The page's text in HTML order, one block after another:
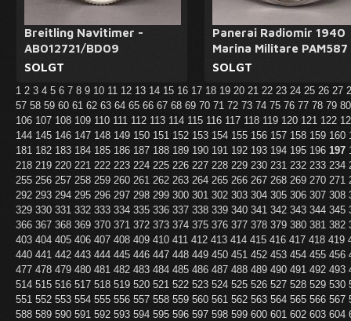
Breitling Navitimer -
AB012721/BD09
SOLGT
Panerai Radiomir 1940
Marina Militare PAM587
SOLGT
1 2 3 4 5 6 7 8 9 10 11 12 13 14 15 16 17 18 19 20 21 22 23 24 25 26 27
57 58 59 60 61 62 63 64 65 66 67 68 69 70 71 72 73 74 75 76 77 78 79
106 107 108 109 110 111 112 113 114 115 116 117 118 119 120 121 122
144 145 146 147 148 149 150 151 152 153 154 155 156 157 158 159 160
181 182 183 184 185 186 187 188 189 190 191 192 193 194 195 196 197
218 219 220 221 222 223 224 225 226 227 228 229 230 231 232 233 234
255 256 257 258 259 260 261 262 263 264 265 266 267 268 269 270 271
292 293 294 295 296 297 298 299 300 301 302 303 304 305 306 307 308
329 330 331 332 333 334 335 336 337 338 339 340 341 342 343 344 345
366 367 368 369 370 371 372 373 374 375 376 377 378 379 380 381 382
403 404 405 406 407 408 409 410 411 412 413 414 415 416 417 418 419
440 441 442 443 444 445 446 447 448 449 450 451 452 453 454 455 456
477 478 479 480 481 482 483 484 485 486 487 488 489 490 491 492 493
514 515 516 517 518 519 520 521 522 523 524 525 526 527 528 529 530
551 552 553 554 555 556 557 558 559 560 561 562 563 564 565 566 567
588 589 590 591 592 593 594 595 596 597 598 599 600 601 602 603 604